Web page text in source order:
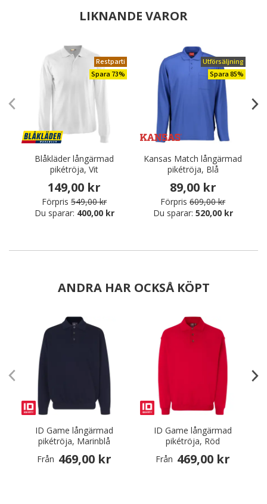
LIKNANDE VAROR
Restparti
Spara 73%
Blåkläder långärmad
pikétröja, Vit
149,00 kr
Förpris 549,00 kr
Du sparar: 400,00 kr
Utförsäljning
Spara 85%
Kansas Match långärmad
pikétröja, Blå
89,00 kr
Förpris 609,00 kr
Du sparar: 520,00 kr
ANDRA HAR OCKSÅ KÖPT
ID Game långärmad
pikétröja, Marinblå
Från 469,00 kr
ID Game långärmad
pikétröja, Röd
Från 469,00 kr